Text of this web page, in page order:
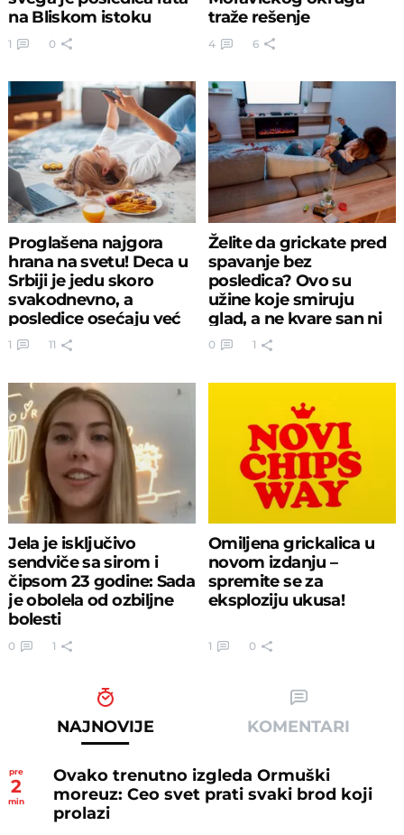
na Bliskom istoku
1 0
traže rešenje
4 6
Proglašena najgora
hrana na svetu! Deca u
Srbiji je jedu skoro
svakodnevno, a
posledice osećaju već
posle jela
1 11
Želite da grickate pred
spavanje bez
posledica? Ovo su
užine koje smiruju
glad, a ne kvare san ni
liniju
0 1
Jela je isključivo
sendviče sa sirom i
čipsom 23 godine: Sada
je obolela od ozbiljne
bolesti
0 1
Omiljena grickalica u
novom izdanju –
spremite se za
eksploziju ukusa!
1 0
NAJNOVIJE KOMENTARI
pre
2
min
Ovako trenutno izgleda Ormuški
moreuz: Ceo svet prati svaki brod koji
prolazi